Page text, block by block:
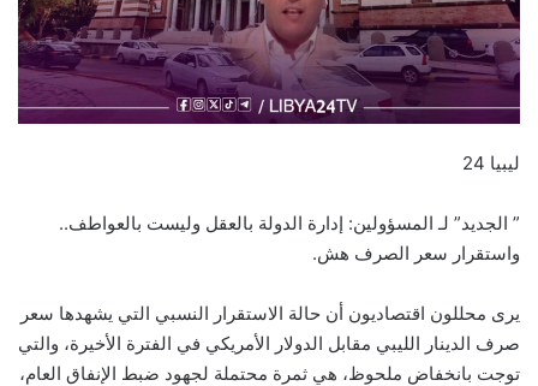
ليبيا 24
” الجديد” لـ المسؤولين: إدارة الدولة بالعقل وليست بالعواطف..
واستقرار سعر الصرف هش.
يرى محللون اقتصاديون أن حالة الاستقرار النسبي التي يشهدها سعر
صرف الدينار الليبي مقابل الدولار الأمريكي في الفترة الأخيرة، والتي
توجت بانخفاض ملحوظ، هي ثمرة محتملة لجهود ضبط الإنفاق العام،